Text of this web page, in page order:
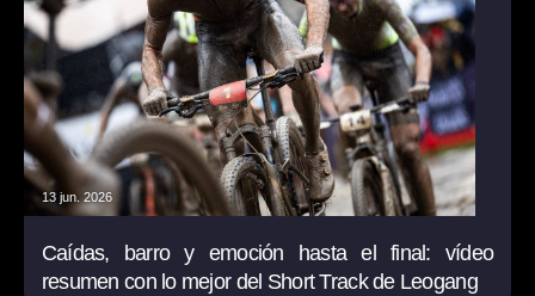
13 jun. 2026
Caídas, barro y emoción hasta el final: vídeo
resumen con lo mejor del Short Track de Leogang